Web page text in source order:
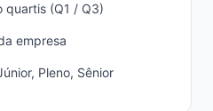
quartis (Q1 / Q3)
empresa
Pleno, Sênior